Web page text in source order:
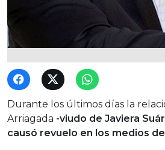
Durante los últimos días la
Arriagada -viudo de Javiera
causó revuelo en los medios